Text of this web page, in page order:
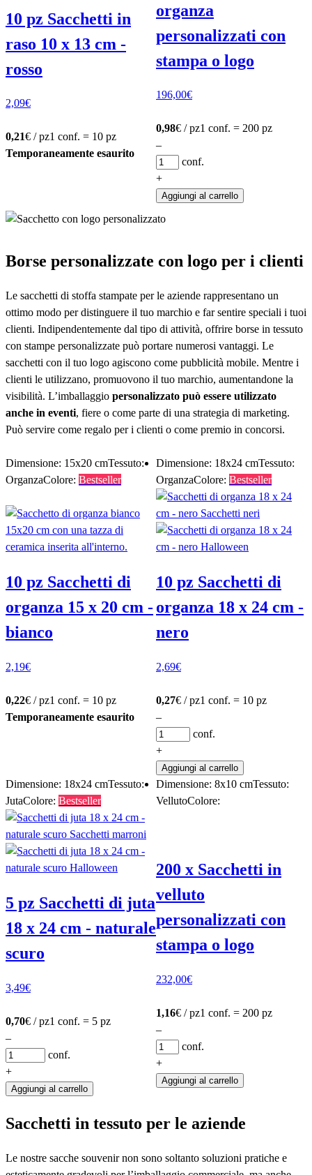
10 pz Sacchetti in
raso 10 x 13 cm -
rosso
2,09€
0,21€ / pz1 conf. = 10 pz
Temporaneamente esaurito
organza
personalizzati con
stampa o logo
196,00€
0,98€ / pz1 conf. = 200 pz
–
conf.
+
Aggiungi al carrello
Borse personalizzate con logo per i clienti
Le sacchetti di stoffa stampate per le aziende rappresentano un
ottimo modo per distinguere il tuo marchio e far sentire speciali i tuoi
clienti. Indipendentemente dal tipo di attività, offrire borse in tessuto
con stampe personalizzate può portare numerosi vantaggi. Le
sacchetti con il tuo logo agiscono come pubblicità mobile. Mentre i
clienti le utilizzano, promuovono il tuo marchio, aumentandone la
visibilità. L’imballaggio personalizzato può essere utilizzato
anche in eventi, fiere o come parte di una strategia di marketing.
Può servire come regalo per i clienti o come premio in concorsi.
Dimensione: 15x20 cmTessuto:
OrganzaColore: Bestseller
10 pz Sacchetti di
organza 15 x 20 cm -
bianco
2,19€
0,22€ / pz1 conf. = 10 pz
Temporaneamente esaurito
Dimensione: 18x24 cmTessuto:
OrganzaColore: Bestseller
10 pz Sacchetti di
organza 18 x 24 cm -
nero
2,69€
0,27€ / pz1 conf. = 10 pz
–
conf.
+
Aggiungi al carrello
Dimensione: 18x24 cmTessuto:
JutaColore: Bestseller
5 pz Sacchetti di juta
18 x 24 cm - naturale
scuro
3,49€
0,70€ / pz1 conf. = 5 pz
–
conf.
+
Aggiungi al carrello
Dimensione: 8x10 cmTessuto:
VellutoColore:
200 x Sacchetti in
velluto
personalizzati con
stampa o logo
232,00€
1,16€ / pz1 conf. = 200 pz
–
conf.
+
Aggiungi al carrello
Sacchetti in tessuto per le aziende
Le nostre sacche souvenir non sono soltanto soluzioni pratiche e